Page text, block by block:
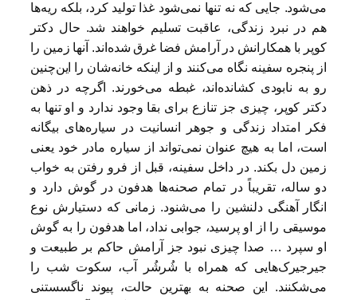
می‌شود. جایی که نه تنها نمی‌شود غذا تولید کرد، بلکه ریه‌ها
هم در نبرد زندگی، عاقبت تسلیم خواهند شد. حال دکتر
کوپر با همکارانش در آرامش فضا غرق شده‌اند. آنها زمین را
از پنجره سفینه نگاه می‌کنند و از اینکه خانه‌شان را این‌چنین
رو به نابودی کشانده‌اند، غبطه می‌خورند. اگرچه در ذهن
دکتر کوپر، چیزی جز تنازع برای بقا وجود ندارد و او تنها به
فکر امتداد زندگی و جوهر انسانیت در سیاره‌های بیگانه
است، اما به هیچ عنوان نمی‌تواند از سیاره مادر خود یعنی
زمین دل بکند. در داخل سفینه، قبل از فرو رفتن به خواب
دو ساله، تقریباً در تمام صحنه‌ها هدفون در گوش دارد و
انگار آهنگی دلنشین را می‌شنود. زمانی که دستیارش نوع
موسیقی را از او پرسید، جوابی نداد، اما هدفون را به گوش
او سپرد … صدا چیزی نبود جز آرامش حاکم بر طبیعت و
جیرجیرک‌هایی که همراه با شُرشُر آب، سکوت شب را
می‌شکنند. این صحنه به بهترین حالت، پیوند ناگسستنی